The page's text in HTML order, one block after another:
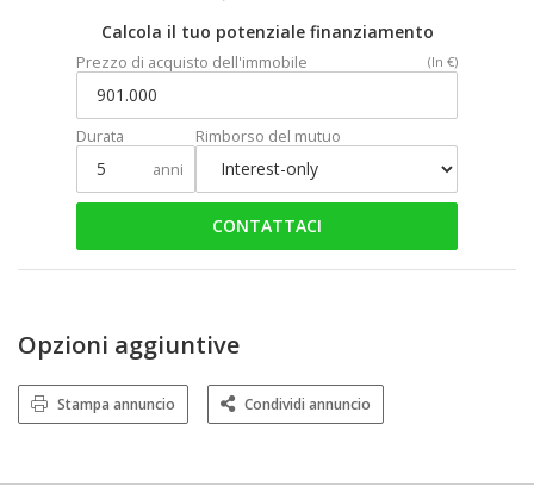
Calcola il tuo potenziale finanziamento
Prezzo di acquisto dell'immobile (In €)
Durata
anni
Rimborso del mutuo
CONTATTACI
Opzioni aggiuntive
Stampa annuncio Condividi annuncio